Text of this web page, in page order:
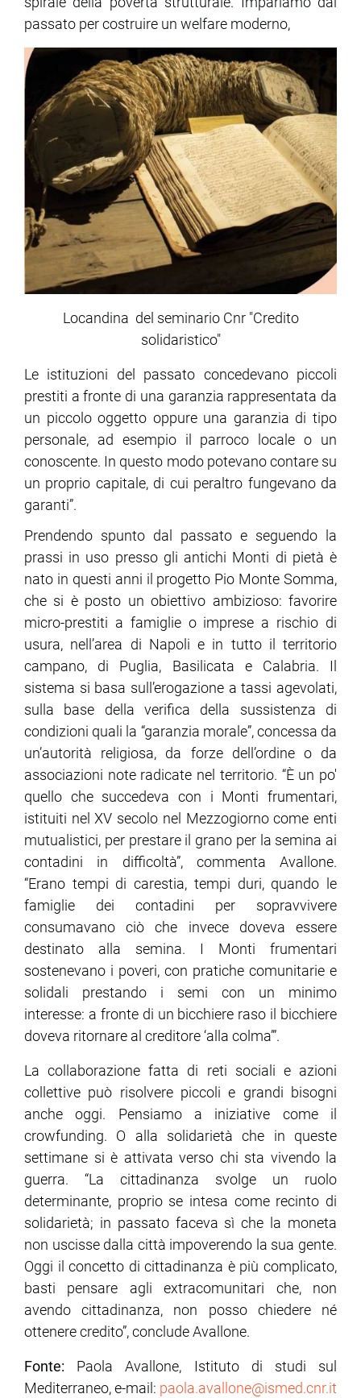
passato per costruire un welfare moderno,
Locandina del seminario Cnr "Credito
solidaristico"
Le istituzioni del passato concedevano piccoli
prestiti a fronte di una garanzia rappresentata da
un piccolo oggetto oppure una garanzia di tipo
personale, ad esempio il parroco locale o un
conoscente. In questo modo potevano contare su
un proprio capitale, di cui peraltro fungevano da
garanti”.
Prendendo spunto dal passato e seguendo la
prassi in uso presso gli antichi Monti di pietà è
nato in questi anni il progetto Pio Monte Somma,
che si è posto un obiettivo ambizioso: favorire
micro-prestiti a famiglie o imprese a rischio di
usura, nell’area di Napoli e in tutto il territorio
campano, di Puglia, Basilicata e Calabria. Il
sistema si basa sull’erogazione a tassi agevolati,
sulla base della verifica della sussistenza di
condizioni quali la “garanzia morale”, concessa da
un’autorità religiosa, da forze dell’ordine o da
associazioni note radicate nel territorio. “È un po'
quello che succedeva con i Monti frumentari,
istituiti nel XV secolo nel Mezzogiorno come enti
mutualistici, per prestare il grano per la semina ai
contadini in difficoltà”, commenta Avallone.
“Erano tempi di carestia, tempi duri, quando le
famiglie dei contadini per sopravvivere
consumavano ciò che invece doveva essere
destinato alla semina. I Monti frumentari
sostenevano i poveri, con pratiche comunitarie e
solidali prestando i semi con un minimo
interesse: a fronte di un bicchiere raso il bicchiere
doveva ritornare al creditore ‘alla colma’”.
La collaborazione fatta di reti sociali e azioni
collettive può risolvere piccoli e grandi bisogni
anche oggi. Pensiamo a iniziative come il
crowfunding. O alla solidarietà che in queste
settimane si è attivata verso chi sta vivendo la
guerra. “La cittadinanza svolge un ruolo
determinante, proprio se intesa come recinto di
solidarietà; in passato faceva sì che la moneta
non uscisse dalla città impoverendo la sua gente.
Oggi il concetto di cittadinanza è più complicato,
basti pensare agli extracomunitari che, non
avendo cittadinanza, non posso chiedere né
ottenere credito”, conclude Avallone.
Fonte: Paola Avallone, Istituto di studi sul
Mediterraneo, e-mail: paola.avallone@ismed.cnr.it